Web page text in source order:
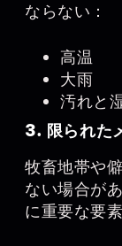
ならない：
高温
大雨
汚れと
3. 限られた
牧畜地帯や
ない場合が
に重要な要